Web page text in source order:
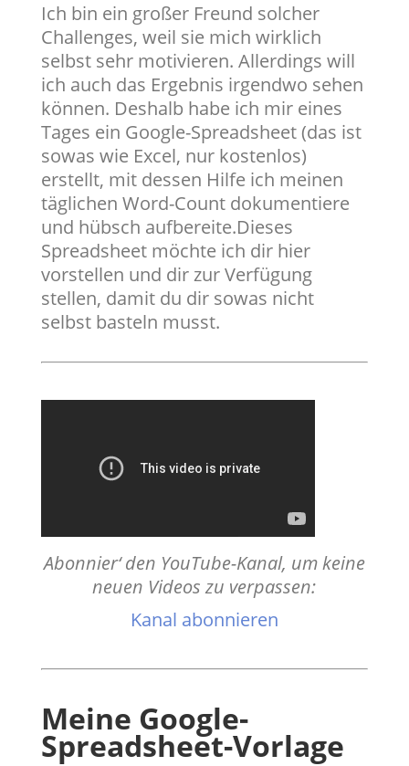
​Ich bin ein großer Freund solcher
Challenges, weil sie mich wirklich
selbst sehr motivieren. Allerdings will
ich auch das Ergebnis irgendwo sehen
können. Deshalb habe ich mir eines
Tages ein Google-Spreadsheet (das ist
sowas wie Excel, nur kostenlos)
erstellt, mit dessen Hilfe ich meinen
täglichen Word-Count dokumentiere
und hübsch aufbereite.​Dieses
Spreadsheet möchte ich dir hier
vorstellen und dir zur Verfügung
stellen, damit du dir sowas nicht
selbst basteln musst.
Abonnier‘ den YouTube-Kanal, um keine
neuen Videos zu verpassen:
Kanal abonnieren
Meine Google-
Spreadsheet-Vorlage